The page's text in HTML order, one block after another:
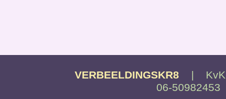
VERBEELDINGSKR8
| KvK
06-